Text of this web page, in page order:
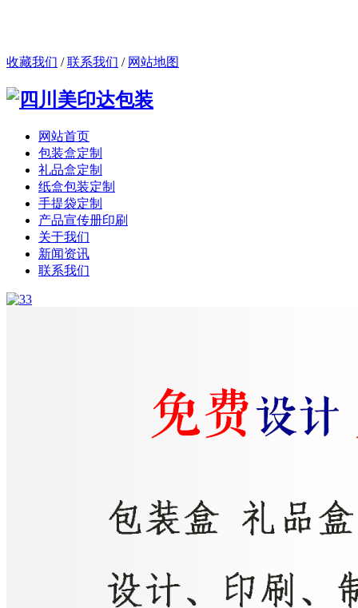
收藏我们 /联系我们 / 网站地图
网站首页
包装盒定制
礼品盒定制
纸盒包装定制
手提袋定制
产品宣传册印刷
关于我们
新闻资讯
联系我们